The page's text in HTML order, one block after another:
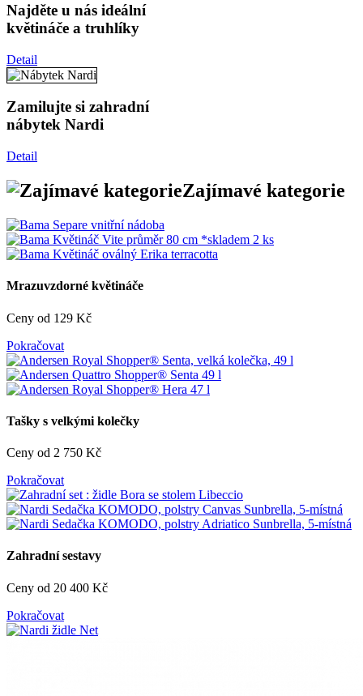
Najděte u nás ideální
květináče a truhlíky
Detail
Zamilujte si zahradní
nábytek Nardi
Detail
Zajímavé kategorie
Mrazuvzdorné květináče
Ceny od 129 Kč
Pokračovat
Tašky s velkými kolečky
Ceny od 2 750 Kč
Pokračovat
Zahradní sestavy
Ceny od 20 400 Kč
Pokračovat